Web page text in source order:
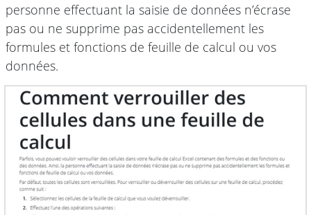
personne effectuant la saisie de données n’écrase
pas ou ne supprime pas accidentellement les
formules et fonctions de feuille de calcul ou vos
données.